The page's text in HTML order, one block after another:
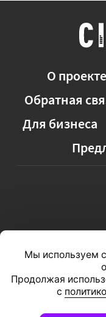
О проекте
Обратная
Для бизнеса
Мы используем
Продолжая
с